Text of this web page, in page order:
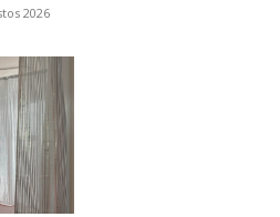
2026